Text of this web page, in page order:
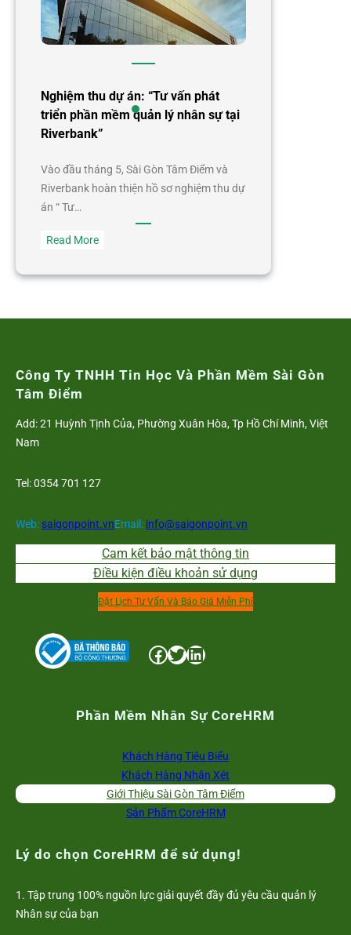
Nghiệm thu dự án: “Tư vấn phát
triển phần mềm quản lý nhân sự tại
Riverbank”
Vào đầu tháng 5, Sài Gòn Tâm Điểm và
Riverbank hoàn thiện hồ sơ nghiệm thu dự
án “ Tư…
Read More:
thu
phát
mềm
nhân
tại
Công Ty TNHH Tin Học Và Phần Mềm Sài Gòn
Tâm Điểm
Add: 21 Huỳnh Tịnh Của, Phường Xuân Hòa, Tp Hồ Chí Minh, Việt
Nam
Tel: 0354 701 127
Web:saigonpoint.vnEmail: info@saigonpoint.vn
Cam kết bảo mật thông tin
Điều kiện điều khoản sử dụng
Đặt Lịch Tư Vấn Và Báo Giá Miễn Phí
Facebook Twitter LinkedIn
Phần Mềm Nhân Sự CoreHRM
Khách Hàng Tiêu Biểu
Khách Hàng Nhận Xét
Giới Thiệu Sài Gòn Tâm Điểm
Sản Phẩm CoreHRM
Lý do chọn CoreHRM để sử dụng!
1. Tập trung 100% nguồn lực giải quyết đầy đủ yêu cầu quản lý
Nhân sự của bạn